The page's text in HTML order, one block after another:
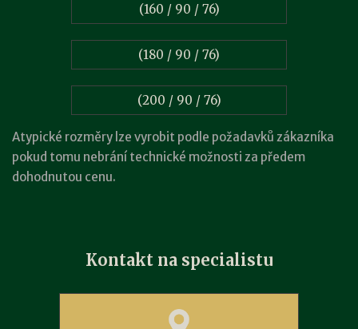
(160 / 90 / 76)
(180 / 90 / 76)
(200 / 90 / 76)
Atypické rozměry lze vyrobit podle požadavků zákazníka
pokud tomu nebrání technické možnosti za předem
dohodnutou cenu.
Kontakt na specialistu